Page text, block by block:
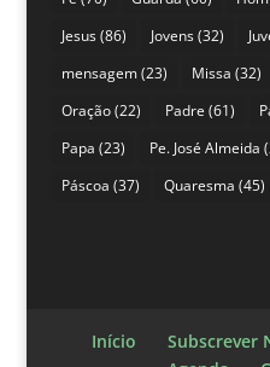
Jesus(86) Jovens(32)
mensagem(23) Missa (32)
Oração(22) Padre (61)
Papa (23) Pe. José Almeida
Páscoa (37) Quaresma (45)
Início Subscrever